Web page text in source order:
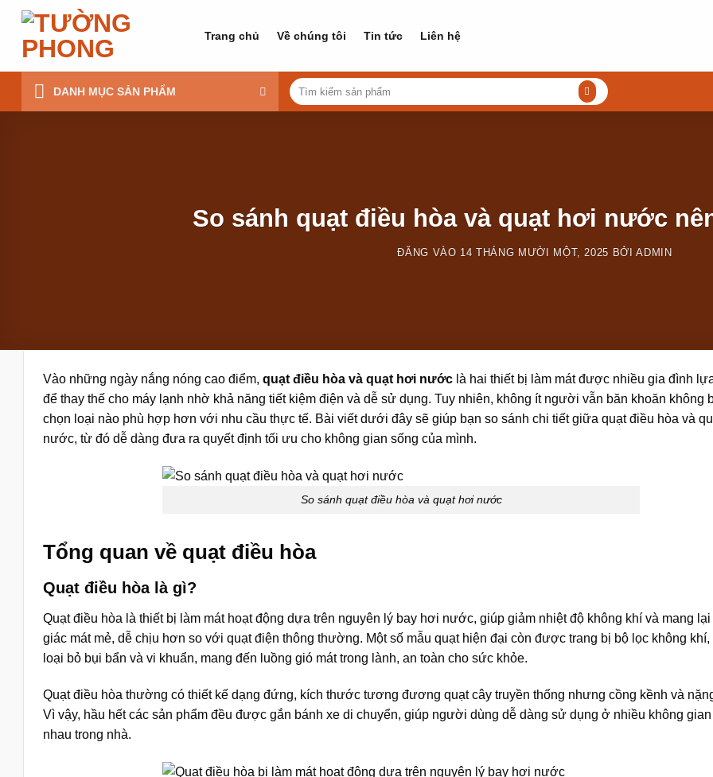
dung
Trang chủ Về chúng tôi Tin tức Liên hệ
DANH MỤC SẢN PHẨM
Tìm
kiếm:
So sánh quạt điều hòa và quạt hơi nước
ĐĂNG VÀO 14 THÁNG MƯỜI MỘT, 2025 BỞIADMIN
Vào những ngày nắng nóng cao điểm, quạt điều hòa và quạt hơi nước là hai thiết bị làm mát được nhiều gia đình
để thay thế cho máy lạnh nhờ khả năng tiết kiệm điện và dễ sử dụng. Tuy nhiên, không ít người vẫn băn khoăn không
chọn loại nào phù hợp hơn với nhu cầu thực tế. Bài viết dưới đây sẽ giúp bạn so sánh chi tiết giữa quạt điều hòa và
nước, từ đó dễ dàng đưa ra quyết định tối ưu cho không gian sống của mình.
So sánh quạt điều hòa và quạt hơi nước
Tổng quan về quạt điều hòa
Quạt điều hòa là gì?
Quạt điều hòa là thiết bị làm mát hoạt động dựa trên nguyên lý bay hơi nước, giúp giảm nhiệt độ không khí và mang lại
giác mát mẻ, dễ chịu hơn so với quạt điện thông thường. Một số mẫu quạt hiện đại còn được trang bị bộ lọc không khí,
loại bỏ bụi bẩn và vi khuẩn, mang đến luồng gió mát trong lành, an toàn cho sức khỏe.
Quạt điều hòa thường có thiết kế dạng đứng, kích thước tương đương quạt cây truyền thống nhưng cồng kềnh và
Vì vậy, hầu hết các sản phẩm đều được gắn bánh xe di chuyển, giúp người dùng dễ dàng sử dụng ở nhiều không
nhau trong nhà.